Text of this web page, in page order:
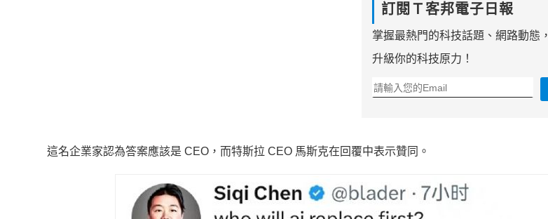
訂閱Ｔ客邦電子日報
掌握最熱門的科技話題、網路動態，
升級你的科技原力！
這名企業家認為答案應該是 CEO，而特斯拉 CEO 馬斯克在回覆中表示贊同。